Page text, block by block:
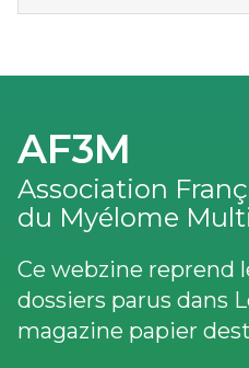
AF3M
Association
du Myélome
Ce webzine reprend
dossiers parus dans
magazine papier